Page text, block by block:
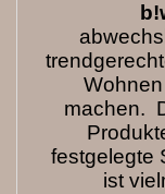
machen.
festgelegte
ist